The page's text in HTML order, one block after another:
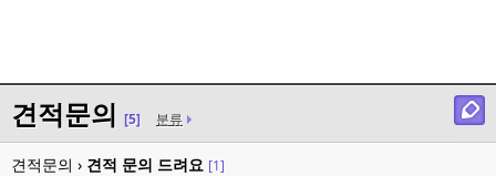
견적문의 [5] 분류
견적문의 › 견적 문의 드려요 [1]